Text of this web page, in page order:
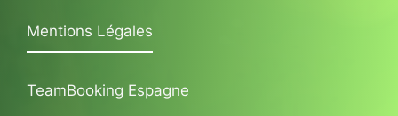
Mentions Légales
TeamBooking Espagne